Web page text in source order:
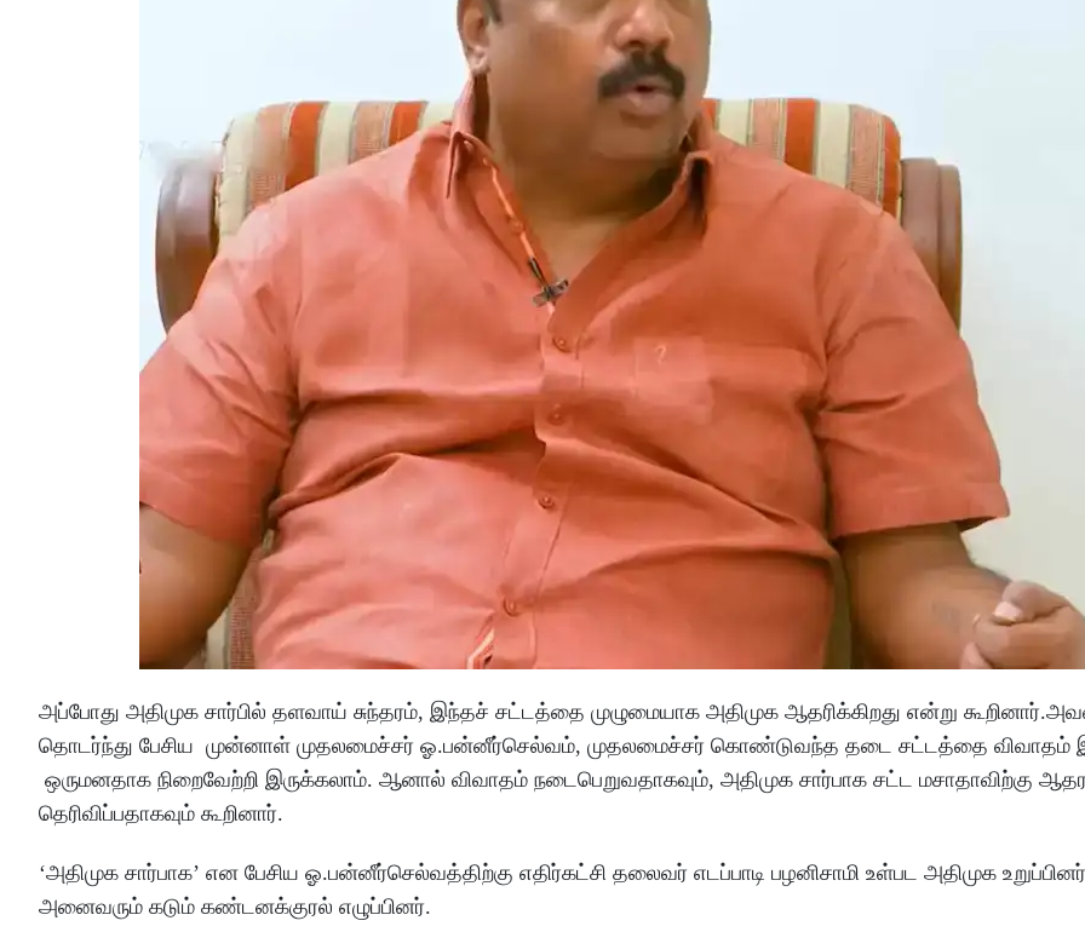
அப்போது அதிமுக சார்பில் தளவாய் சுந்தரம், இந்தச் சட்டத்தை முழுமையாக அதிமுக ஆதரிக்கிறது என்று
தொடர்ந்து பேசிய முன்னாள் முதலமைச்சர் ஓ.பன்னீர்செல்வம், முதலமைச்சர் கொண்டுவந்த தடை சட்டத்தை விவாதம்
ஒருமனதாக நிறைவேற்றி இருக்கலாம். ஆனால் விவாதம் நடைபெறுவதாகவும், அதிமுக சார்பாக சட்ட மசாதாவிற்கு
தெரிவிப்பதாகவும் கூறினார்.
‘அதிமுக சார்பாக’ என பேசிய ஓ.பன்னீர்செல்வத்திற்கு எதிர்கட்சி தலைவர் எடப்பாடி பழனிசாமி உள்பட அதிமுக
அனைவரும் கடும் கண்டனக்குரல் எழுப்பினர்.